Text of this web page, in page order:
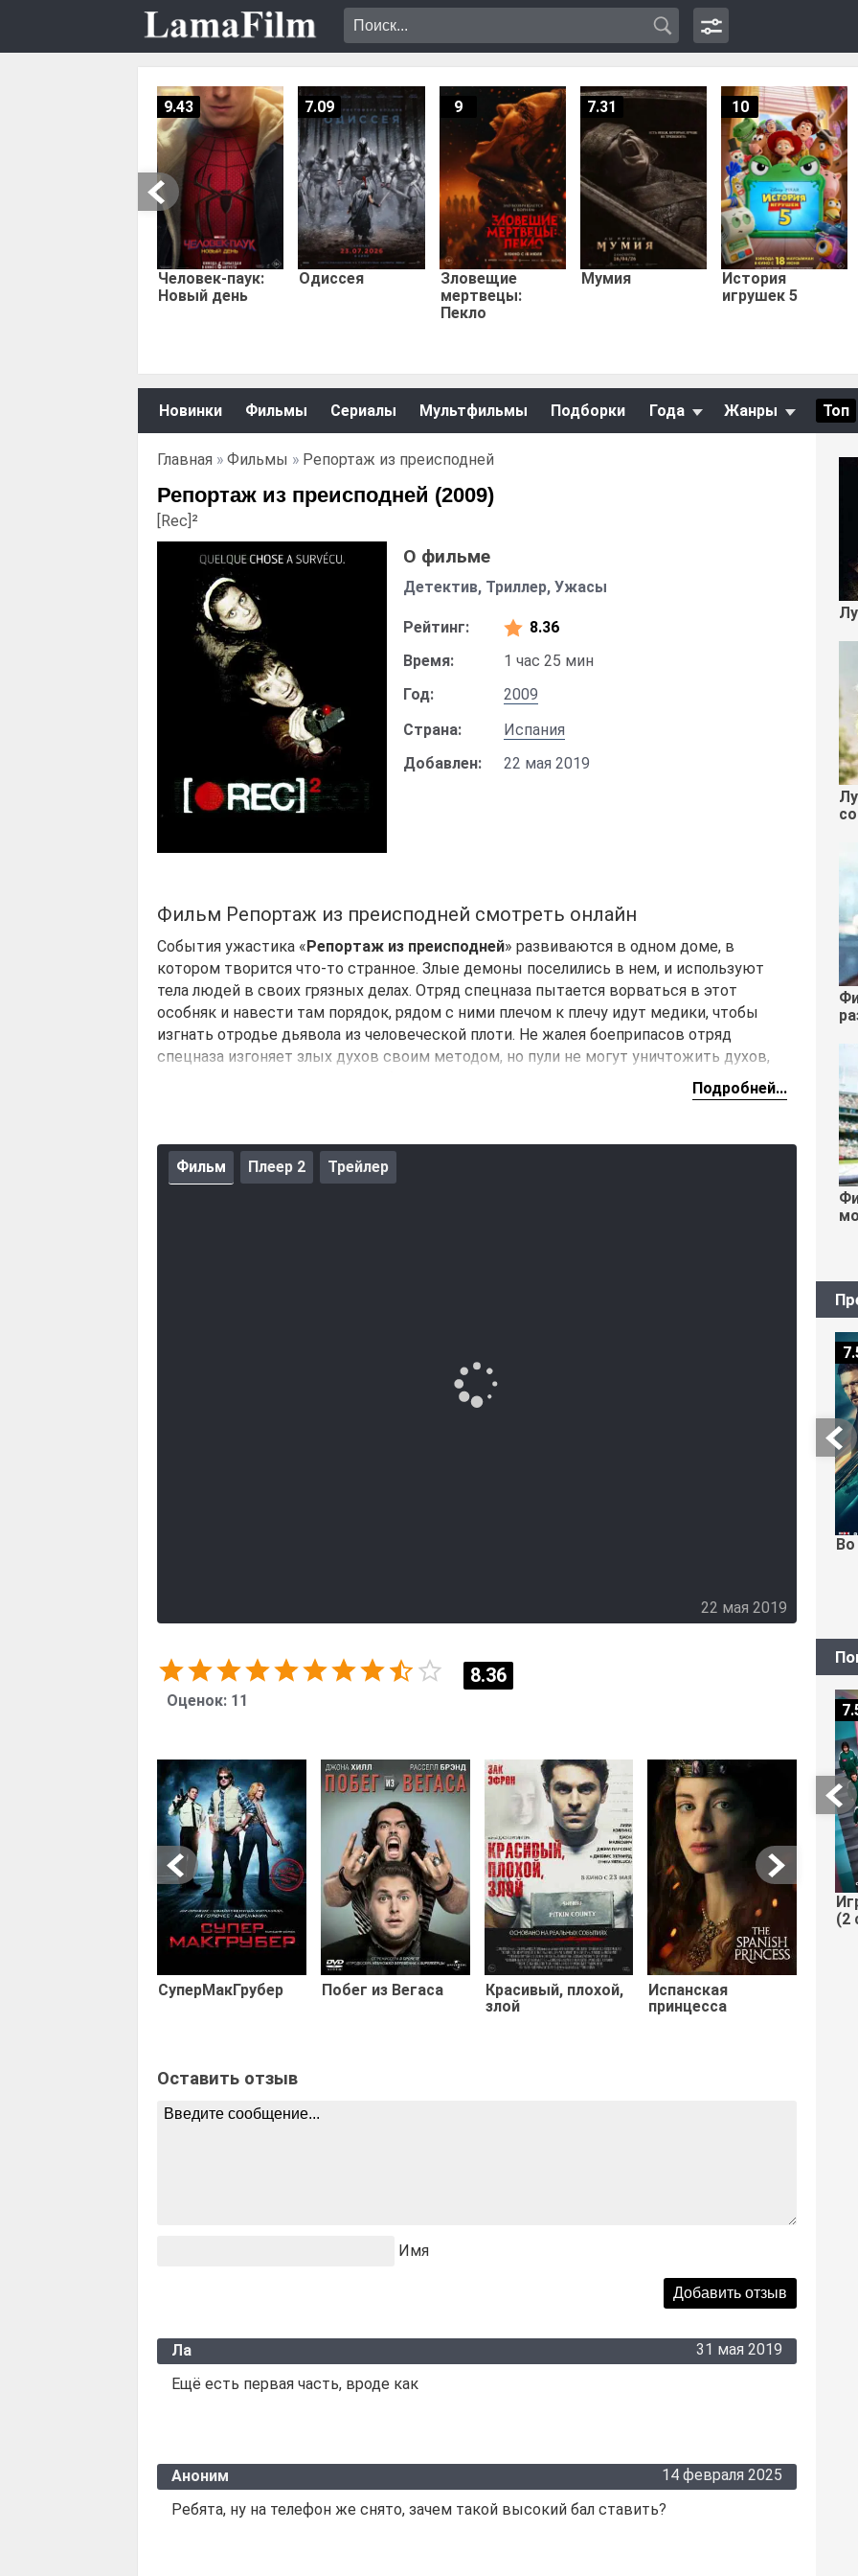
Человек-паук:
Новый день
9.43
Одиссея
7.09
Зловещие
мертвецы:
Пекло
9
Мумия
7.31
История
игрушек 5
10
Новинки Фильмы Сериалы Мультфильмы Подборки Года Жанры Топ
Главная » Фильмы » Репортаж из преисподней
Репортаж из преисподней (2009)
[Rec]²
О фильме
Детектив, Триллер, Ужасы
Рейтинг:
8.36
Время:
1 час 25 мин
Год:
2009
Страна:
Испания
Добавлен:
22 мая 2019
Фильм Репортаж из преисподней смотреть онлайн
События ужастика « Репортаж из преисподней» развиваются в одном доме, в
котором творится что-то странное. Злые демоны поселились в нем, и используют
тела людей в своих грязных делах. Отряд спецназа пытается ворваться в этот
особняк и навести там порядок, рядом с ними плечом к плечу идут медики, чтобы
изгнать отродье дьявола из человеческой плоти. Не жалея боеприпасов отряд
спецназа изгоняет злых духов своим методом, но пули не могут уничтожить духов,
Подробней...
Фильм Плеер 2 Трейлер
22 мая 2019
8.36
Оценок: 11
СуперМакГрубер Побег из Вегаса
Красивый, плохой,
злой
Испанская
принцесса
Оставить отзыв
Имя
Ла
31 мая 2019
Ещё есть первая часть, вроде как
Аноним
14 февраля 2025
Ребята, ну на телефон же снято, зачем такой высокий бал ставить?
Во
(2